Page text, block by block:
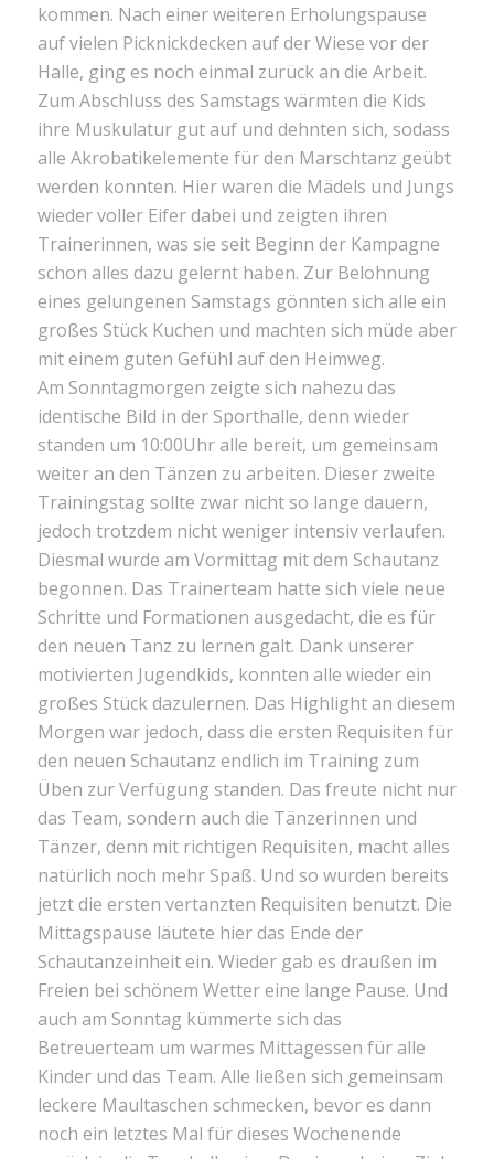
kommen. Nach einer weiteren Erholungspause
auf vielen Picknickdecken auf der Wiese vor der
Halle, ging es noch einmal zurück an die Arbeit.
Zum Abschluss des Samstags wärmten die Kids
ihre Muskulatur gut auf und dehnten sich, sodass
alle Akrobatikelemente für den Marschtanz geübt
werden konnten. Hier waren die Mädels und Jungs
wieder voller Eifer dabei und zeigten ihren
Trainerinnen, was sie seit Beginn der Kampagne
schon alles dazu gelernt haben. Zur Belohnung
eines gelungenen Samstags gönnten sich alle ein
großes Stück Kuchen und machten sich müde aber
mit einem guten Gefühl auf den Heimweg.
Am Sonntagmorgen zeigte sich nahezu das
identische Bild in der Sporthalle, denn wieder
standen um 10:00Uhr alle bereit, um gemeinsam
weiter an den Tänzen zu arbeiten. Dieser zweite
Trainingstag sollte zwar nicht so lange dauern,
jedoch trotzdem nicht weniger intensiv verlaufen.
Diesmal wurde am Vormittag mit dem Schautanz
begonnen. Das Trainerteam hatte sich viele neue
Schritte und Formationen ausgedacht, die es für
den neuen Tanz zu lernen galt. Dank unserer
motivierten Jugendkids, konnten alle wieder ein
großes Stück dazulernen. Das Highlight an diesem
Morgen war jedoch, dass die ersten Requisiten für
den neuen Schautanz endlich im Training zum
Üben zur Verfügung standen. Das freute nicht nur
das Team, sondern auch die Tänzerinnen und
Tänzer, denn mit richtigen Requisiten, macht alles
natürlich noch mehr Spaß. Und so wurden bereits
jetzt die ersten vertanzten Requisiten benutzt. Die
Mittagspause läutete hier das Ende der
Schautanzeinheit ein. Wieder gab es draußen im
Freien bei schönem Wetter eine lange Pause. Und
auch am Sonntag kümmerte sich das
Betreuerteam um warmes Mittagessen für alle
Kinder und das Team. Alle ließen sich gemeinsam
leckere Maultaschen schmecken, bevor es dann
noch ein letztes Mal für dieses Wochenende